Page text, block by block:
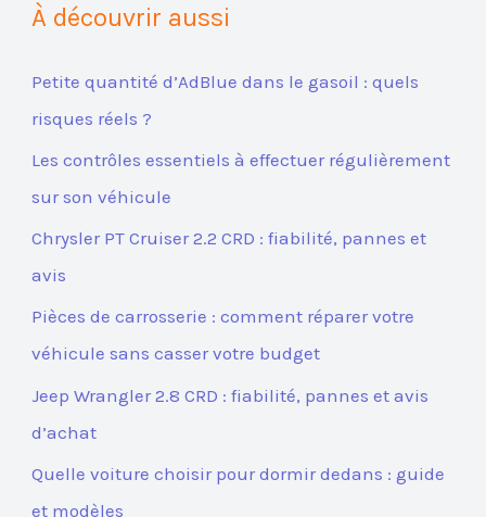
À découvrir aussi
Petite quantité d’AdBlue dans le gasoil : quels
risques réels ?
Les contrôles essentiels à effectuer régulièrement
sur son véhicule
Chrysler PT Cruiser 2.2 CRD : fiabilité, pannes et
avis
Pièces de carrosserie : comment réparer votre
véhicule sans casser votre budget
Jeep Wrangler 2.8 CRD : fiabilité, pannes et avis
d’achat
Quelle voiture choisir pour dormir dedans : guide
et modèles